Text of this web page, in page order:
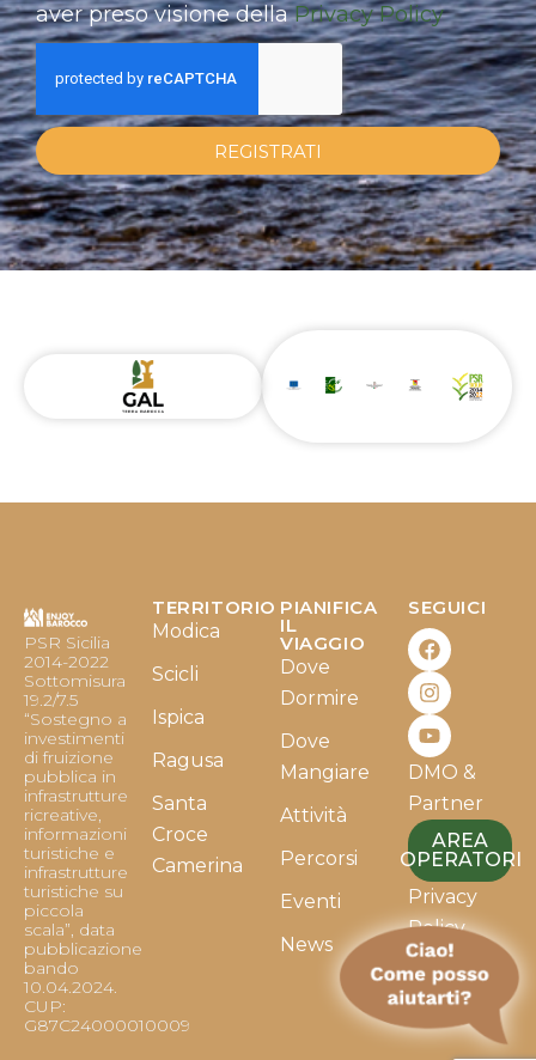
aver preso visione dellaPrivacy Policy
REGISTRATI
PSR Sicilia
2014-2022
Sottomisura
19.2/7.5
“Sostegno a
investimenti
di fruizione
pubblica in
infrastrutture
ricreative,
informazioni
turistiche e
infrastrutture
turistiche su
piccola
scala”, data
pubblicazione
bando
10.04.2024.
CUP:
G87C24000010009
TERRITORIO
Modica
Scicli
Ispica
Ragusa
Santa
Croce
Camerina
PIANIFICA
IL
VIAGGIO
Dove
Dormire
Dove
Mangiare
Attività
Percorsi
Eventi
News
SEGUICI
F
a
c
e
b
o
o
k
I
n
s
t
a
g
r
a
m
Y
o
u
t
u
b
e
DMO &
Partner
AREA
OPERATORI
Privacy
Policy
Cookie
Policy